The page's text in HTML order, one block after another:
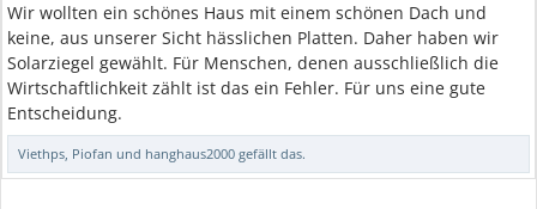
Wir wollten ein schönes Haus mit einem schönen Dach und
keine, aus unserer Sicht hässlichen Platten. Daher haben wir
Solarziegel gewählt. Für Menschen, denen ausschließlich die
Wirtschaftlichkeit zählt ist das ein Fehler. Für uns eine gute
Entscheidung.
Viethps, Piofan und hanghaus2000 gefällt das.